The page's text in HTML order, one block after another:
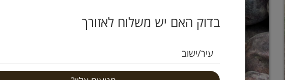
בדוק האם יש משלוח לאזורך
עיר/ישוב